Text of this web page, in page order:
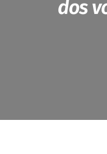
dos